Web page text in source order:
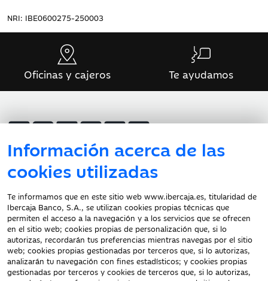
NRI: IBE0600275-250003
Información acerca de las
cookies utilizadas
Te informamos que en este sitio web www.ibercaja.es, titularidad de
Ibercaja Banco, S.A., se utilizan cookies propias técnicas que
permiten el acceso a la navegación y a los servicios que se ofrecen
en el sitio web; cookies propias de personalización que, si lo
autorizas, recordarán tus preferencias mientras navegas por el sitio
web; cookies propias gestionadas por terceros que, si lo autorizas,
analizarán tu navegación con fines estadísticos; y cookies propias
gestionadas por terceros y cookies de terceros que, si lo autorizas,
Oficinas y cajeros Te ayudamos
Atención al cliente
Documentación a clientes
Aviso Legal
Protección datos
personales
Tarifas y Cotizaciones